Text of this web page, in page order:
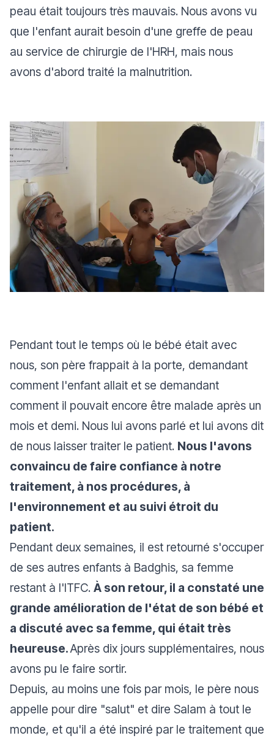
peau était toujours très mauvais. Nous avons vu
que l'enfant aurait besoin d'une greffe de peau
au service de chirurgie de l'HRH, mais nous
avons d'abord traité la malnutrition.
Pendant tout le temps où le bébé était avec
nous, son père frappait à la porte, demandant
comment l'enfant allait et se demandant
comment il pouvait encore être malade après un
mois et demi. Nous lui avons parlé et lui avons dit
de nous laisser traiter le patient. Nous l'avons
convaincu de faire confiance à notre
traitement, à nos procédures, à
l'environnement et au suivi étroit du
patient.
Pendant deux semaines, il est retourné s'occuper
de ses autres enfants à Badghis, sa femme
restant à l'ITFC. À son retour, il a constaté une
grande amélioration de l'état de son bébé et
a discuté avec sa femme, qui était très
heureuse.Après dix jours supplémentaires, nous
avons pu le faire sortir.
Depuis, au moins une fois par mois, le père nous
appelle pour dire "salut" et dire Salam à tout le
monde, et qu'il a été inspiré par le traitement que